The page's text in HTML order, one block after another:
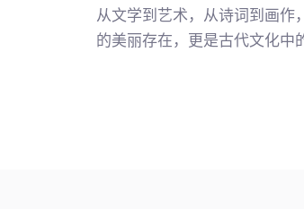
从文学到艺术，从诗词到画作
的美丽存在，更是古代文化中